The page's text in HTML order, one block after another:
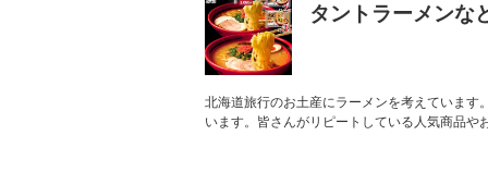
タントラーメンな
北海道旅行のお土産にラーメンを考えていま
います。皆さんがリピートしている人気商品